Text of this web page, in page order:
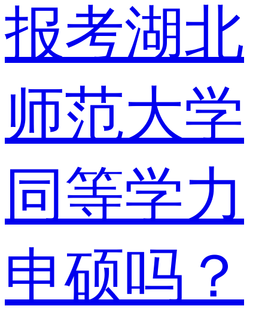
报考湖北
师范大学
同等学力
申硕吗？